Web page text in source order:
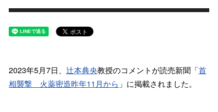
2023年5月7日、 辻本典央教授のコメントが読売新聞「首
相襲撃 火薬密造昨年11月から 」に掲載されました。